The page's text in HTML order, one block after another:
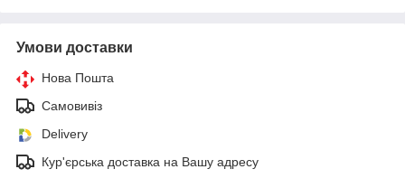
Умови доставки
Нова Пошта
Самовивіз
Delivery
Кур'єрська доставка на Вашу адресу